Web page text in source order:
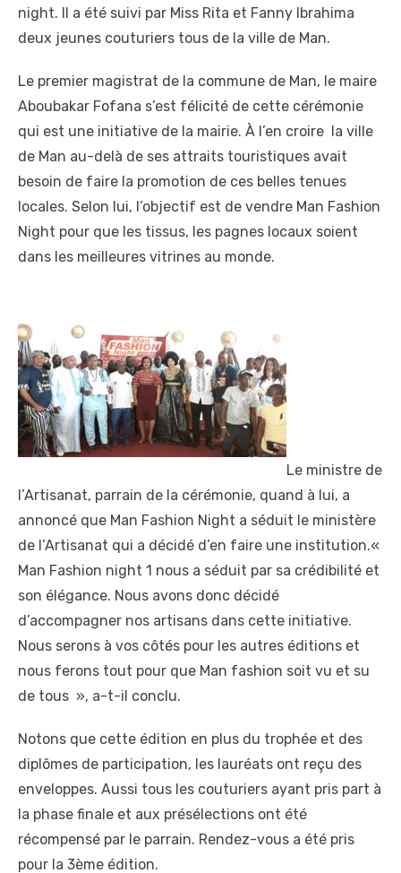
night. Il a été suivi par Miss Rita et Fanny Ibrahima
deux jeunes couturiers tous de la ville de Man.
Le premier magistrat de la commune de Man, le maire
Aboubakar Fofana s’est félicité de cette cérémonie
qui est une initiative de la mairie. À l’en croire la ville
de Man au-delà de ses attraits touristiques avait
besoin de faire la promotion de ces belles tenues
locales. Selon lui, l’objectif est de vendre Man Fashion
Night pour que les tissus, les pagnes locaux soient
dans les meilleures vitrines au monde.
Le ministre de
l’Artisanat, parrain de la cérémonie, quand à lui, a
annoncé que Man Fashion Night a séduit le ministère
de l’Artisanat qui a décidé d’en faire une institution.«
Man Fashion night 1 nous a séduit par sa crédibilité et
son élégance. Nous avons donc décidé
d’accompagner nos artisans dans cette initiative.
Nous serons à vos côtés pour les autres éditions et
nous ferons tout pour que Man fashion soit vu et su
de tous », a-t-il conclu.
Notons que cette édition en plus du trophée et des
diplômes de participation, les lauréats ont reçu des
enveloppes. Aussi tous les couturiers ayant pris part à
la phase finale et aux présélections ont été
récompensé par le parrain. Rendez-vous a été pris
pour la 3ème édition.